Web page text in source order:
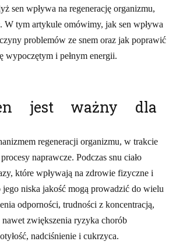
sen wpływa na regenerację organizmu,
W tym artykule omówimy, jak sen wpływa
problemów ze snem oraz jak poprawić
wypoczętym i pełnym energii.
jest ważny dla
regeneracji organizmu, w trakcie
naprawcze. Podczas snu ciało
które wpływają na zdrowie fizyczne i
niska jakość mogą prowadzić do wielu
odporności, trudności z koncentracją,
zwiększenia ryzyka chorób
nadciśnienie i cukrzyca.